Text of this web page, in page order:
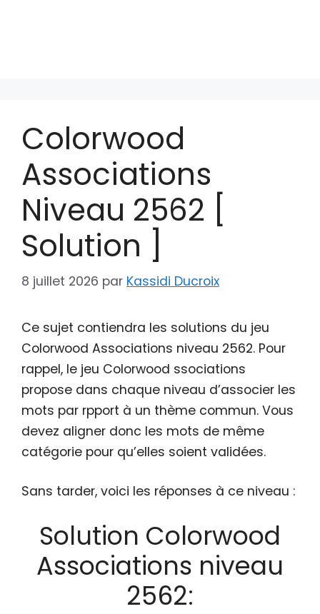
Colorwood
Associations
Niveau 2562 [
Solution ]
8 juillet 2026 par Kassidi Ducroix
Ce sujet contiendra les solutions du jeu
Colorwood Associations niveau 2562. Pour
rappel, le jeu Colorwood ssociations
propose dans chaque niveau d’associer les
mots par rpport à un thème commun. Vous
devez aligner donc les mots de même
catégorie pour qu’elles soient validées.
Sans tarder, voici les réponses à ce niveau :
Solution Colorwood
Associations niveau
2562: